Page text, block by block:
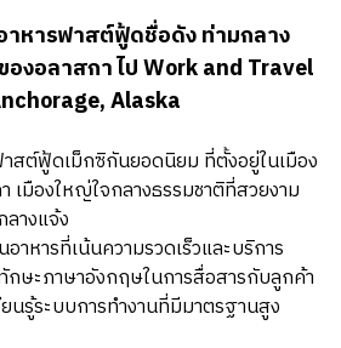
าหารฟาสต์ฟู้ดชื่อดัง ท่ามกลาง
งอลาสกา ไป Work and Travel
Alaska
สต์ฟู้ดเม็กซิกันยอดนิยม ที่ตั้งอยู่ในเมือง
เมืองใหญ่ใจกลางธรรมชาติที่สวยงาม
างแจ้ง
าหารที่เน้นความรวดเร็วและบริการ
ษะภาษาอังกฤษในการสื่อสารกับลูกค้า
นรู้ระบบการทำงานที่มีมาตรฐานสูง